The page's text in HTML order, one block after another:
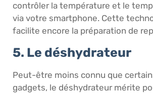
contrôler la température et le
via votre smartphone. Cette
facilite encore la préparation de
5. Le déshydrateur
Peut-être moins connu que
gadgets, le déshydrateur mérite